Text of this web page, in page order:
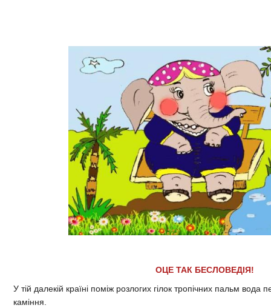
ОЦЕ ТАК БЕСЛОВЕДІЯ!
У тій далекій країні поміж розлогих гілок тропічних пальм
каміння.